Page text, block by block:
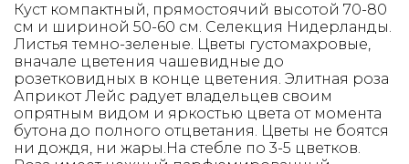
Куст компактный, прямостоячий высотой 70-80
см и шириной 50-60 см. Селекция Нидерланды.
Листья темно-зеленые. Цветы густомахровые,
вначале цветения чашевидные до
розетковидных в конце цветения. Элитная роза
Априкот Лейс радует владельцев своим
опрятным видом и яркостью цвета от момента
бутона до полного отцветания. Цветы не боятся
ни дождя, ни жары.На стебле по 3-5 цветков.